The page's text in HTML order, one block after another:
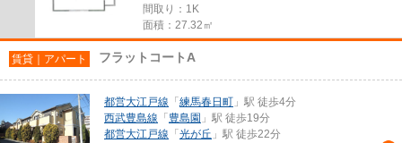
間取り：1K
面積：27.32㎡
賃貸｜アパート フラットコートA
都営大江戸線 「 練馬春日町 」駅 徒歩4分
西武豊島線 「 豊島園 」駅 徒歩19分
都営大江戸線 「 光が丘 」駅 徒歩22分